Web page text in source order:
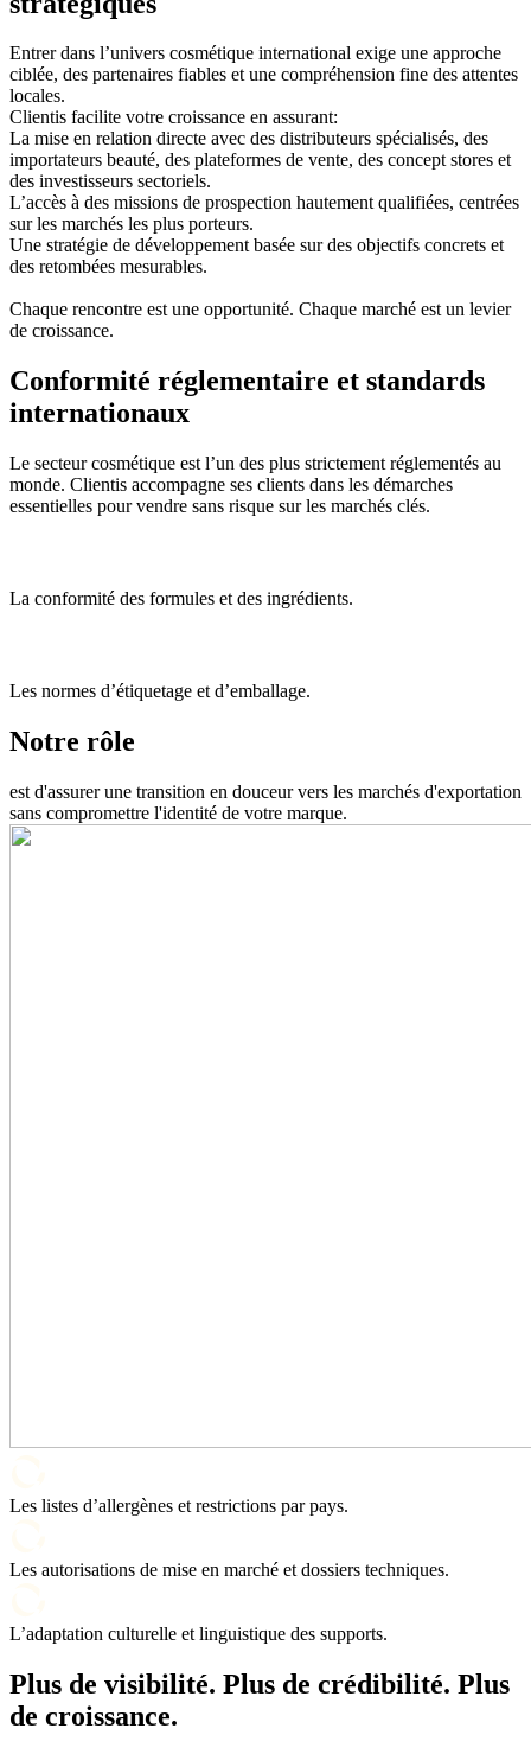
Entrer dans l’univers cosmétique international exige une approche
ciblée, des partenaires fiables et une compréhension fine des attentes
locales.
Clientis facilite votre croissance en assurant:
La mise en relation directe avec des distributeurs spécialisés, des
importateurs beauté, des plateformes de vente, des concept stores et
des investisseurs sectoriels.
L’accès à des missions de prospection hautement qualifiées, centrées
sur les marchés les plus porteurs.
Une stratégie de développement basée sur des objectifs concrets et
des retombées mesurables.
Chaque rencontre est une opportunité. Chaque marché est un levier
de croissance.
Conformité réglementaire et standards
internationaux
Le secteur cosmétique est l’un des plus strictement réglementés au
monde. Clientis accompagne ses clients dans les démarches
essentielles pour vendre sans risque sur les marchés clés.
La conformité des formules et des ingrédients.
Les normes d’étiquetage et d’emballage.
Notre rôle
est d'assurer une transition en douceur vers les marchés d'exportation
sans compromettre l'identité de votre marque.
Les listes d’allergènes et restrictions par pays.
Les autorisations de mise en marché et dossiers techniques.
L’adaptation culturelle et linguistique des supports.
Plus de visibilité. Plus de crédibilité. Plus
de croissance.